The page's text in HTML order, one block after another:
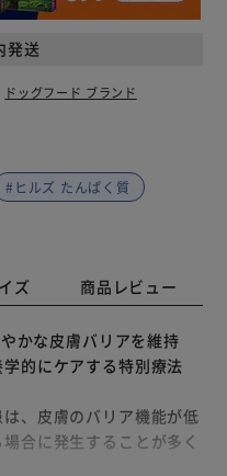
発送
ドッグフード ブランド
#ヒルズ たんぱく質
ズ 商品レビュー
かな皮膚バリアを維持
的にケアする特別療法
、皮膚のバリア機能が低
合に発生することが多く